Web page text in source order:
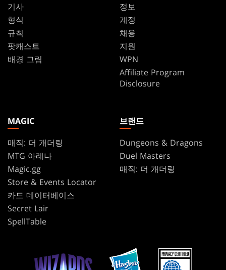
기사
형식
규칙
팟캐스트
배경 그림
정보
계정
채용
지원
WPN
Affiliate Program
Disclosure
MAGIC
매직: 더 개더링
MTG 아레나
Magic.gg
Store & Events Locator
카드 데이터베이스
Secret Lair
SpellTable
브랜드
Dungeons & Dragons
Duel Masters
매직: 더 개더링